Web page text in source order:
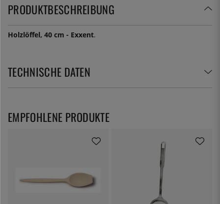
PRODUKTBESCHREIBUNG
Holzlöffel, 40 cm - Exxent.
TECHNISCHE DATEN
EMPFOHLENE PRODUKTE